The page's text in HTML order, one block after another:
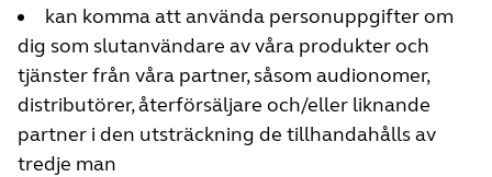
kan komma att använda personuppgifter om
dig som slutanvändare av våra produkter och
tjänster från våra partner, såsom audionomer,
distributörer, återförsäljare och/eller liknande
partner i den utsträckning de tillhandahålls av
tredje man